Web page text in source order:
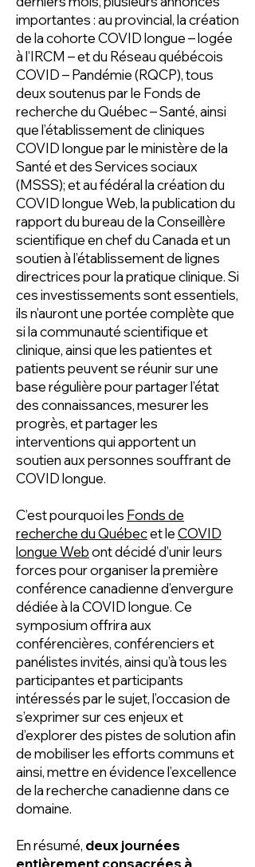
importantes : au provincial, la création
de la cohorte COVID longue – logée
à l’IRCM – et du Réseau québécois
COVID – Pandémie (RQCP), tous
deux soutenus par le Fonds de
recherche du Québec – Santé, ainsi
que l’établissement de cliniques
COVID longue par le ministère de la
Santé et des Services sociaux
(MSSS); et au fédéral la création du
COVID longue Web, la publication du
rapport du bureau de la Conseillère
scientifique en chef du Canada et un
soutien à l’établissement de lignes
directrices pour la pratique clinique. Si
ces investissements sont essentiels,
ils n’auront une portée complète que
si la communauté scientifique et
clinique, ainsi que les patientes et
patients peuvent se réunir sur une
base régulière pour partager l’état
des connaissances, mesurer les
progrès, et partager les
interventions qui apportent un
soutien aux personnes souffrant de
COVID longue.
C’est pourquoi les Fonds de
recherche du Québecet leCOVID
longue Webont décidé d’unir leurs
forces pour organiser la première
conférence canadienne d’envergure
dédiée à la COVID longue. Ce
symposium offrira aux
conférencières, conférenciers et
panélistes invités, ainsi qu’à tous les
participantes et participants
intéressés par le sujet, l’occasion de
s’exprimer sur ces enjeux et
d’explorer des pistes de solution afin
de mobiliser les efforts communs et
ainsi, mettre en évidence l’excellence
de la recherche canadienne dans ce
domaine.
En résumé, deux journées
entièrement consacrées à